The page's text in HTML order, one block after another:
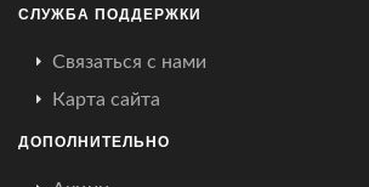
СЛУЖБА ПОДДЕРЖКИ
Связаться с нами
Карта сайта
ДОПОЛНИТЕЛЬНО